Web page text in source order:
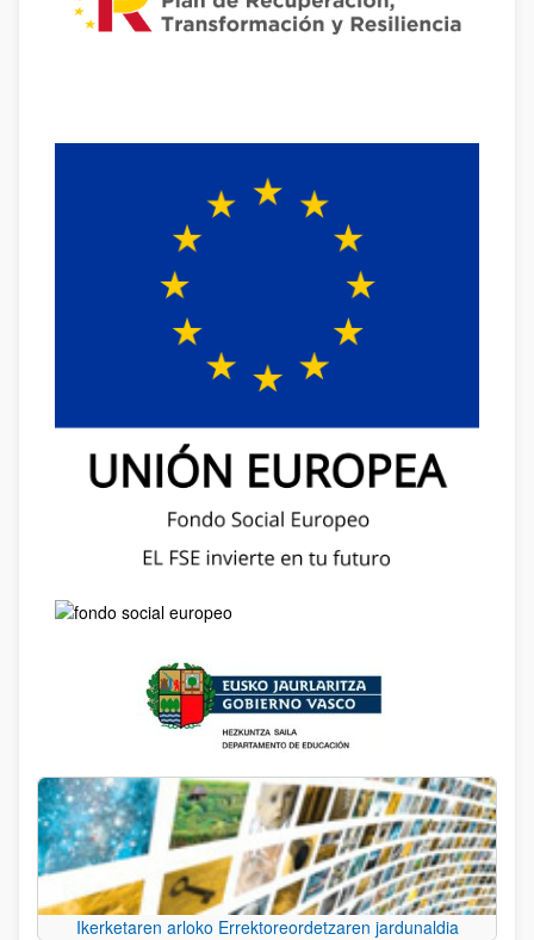
Ikerketaren arloko Errektoreordetzaren jardunaldia